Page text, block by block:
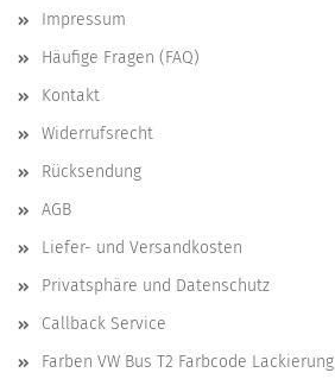
Impressum
Häufige Fragen (FAQ)
Kontakt
Widerrufsrecht
Rücksendung
AGB
Liefer- und Versandkosten
Privatsphäre und Datenschutz
Callback Service
Farben VW Bus T2 Farbcode Lackierung